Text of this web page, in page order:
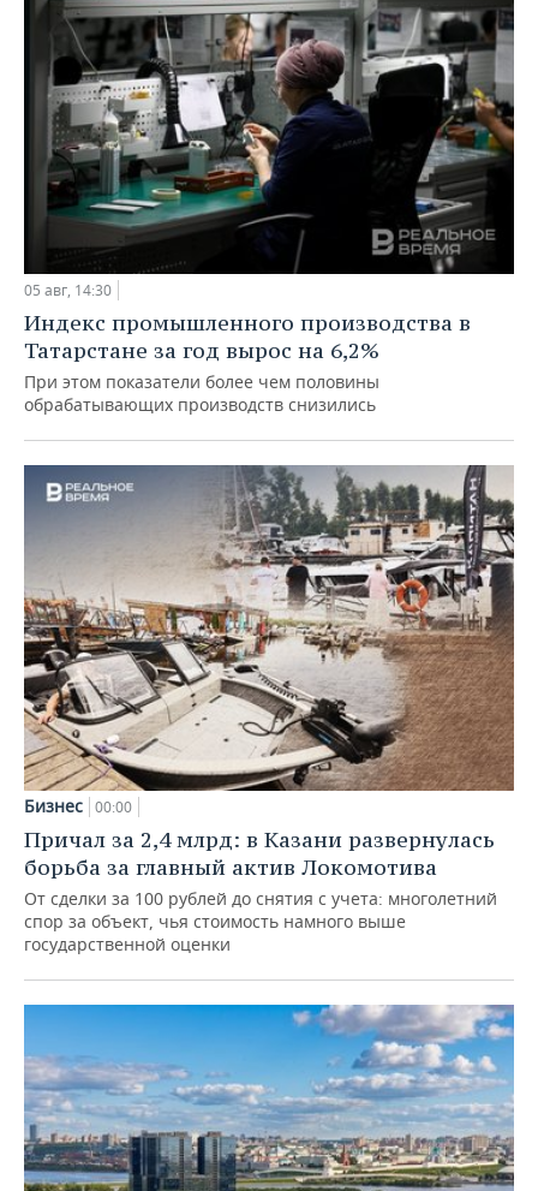
05 авг, 14:30
Индекс промышленного производства в
Татарстане за год вырос на 6,2%
При этом показатели более чем половины
обрабатывающих производств снизились
Бизнес 00:00
Причал за 2,4 млрд: в Казани развернулась
борьба за главный актив Локомотива
От сделки за 100 рублей до снятия с учета: многолетний
спор за объект, чья стоимость намного выше
государственной оценки